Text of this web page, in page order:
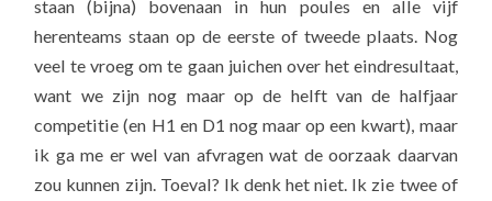
staan (bijna) bovenaan in hun poules en alle vijf
herenteams staan op de eerste of tweede plaats. Nog
veel te vroeg om te gaan juichen over het eindresultaat,
want we zijn nog maar op de helft van de halfjaar
competitie (en H1 en D1 nog maar op een kwart), maar
ik ga me er wel van afvragen wat de oorzaak daarvan
zou kunnen zijn. Toeval? Ik denk het niet. Ik zie twee of